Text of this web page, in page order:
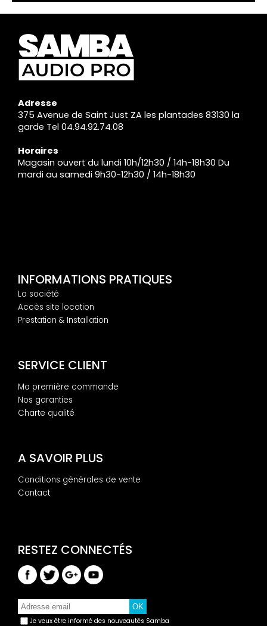
Adresse
375 Avenue de Saint Just ZA les plantades 83130 la
garde Tel 04.94.92.74.08
Horaires
Magasin ouvert du lundi 10h/12h30 / 14h-18h30 Du
mardi au samedi 9h30-12h30 / 14h-18h30
INFORMATIONS PRATIQUES
La société
Accès site location
Prestation & Installation
SERVICE CLIENT
Ma première commande
Nos garanties
Charte qualité
A SAVOIR PLUS
Conditions générales de vente
Contact
Je veux être informé des nouveautés Samba